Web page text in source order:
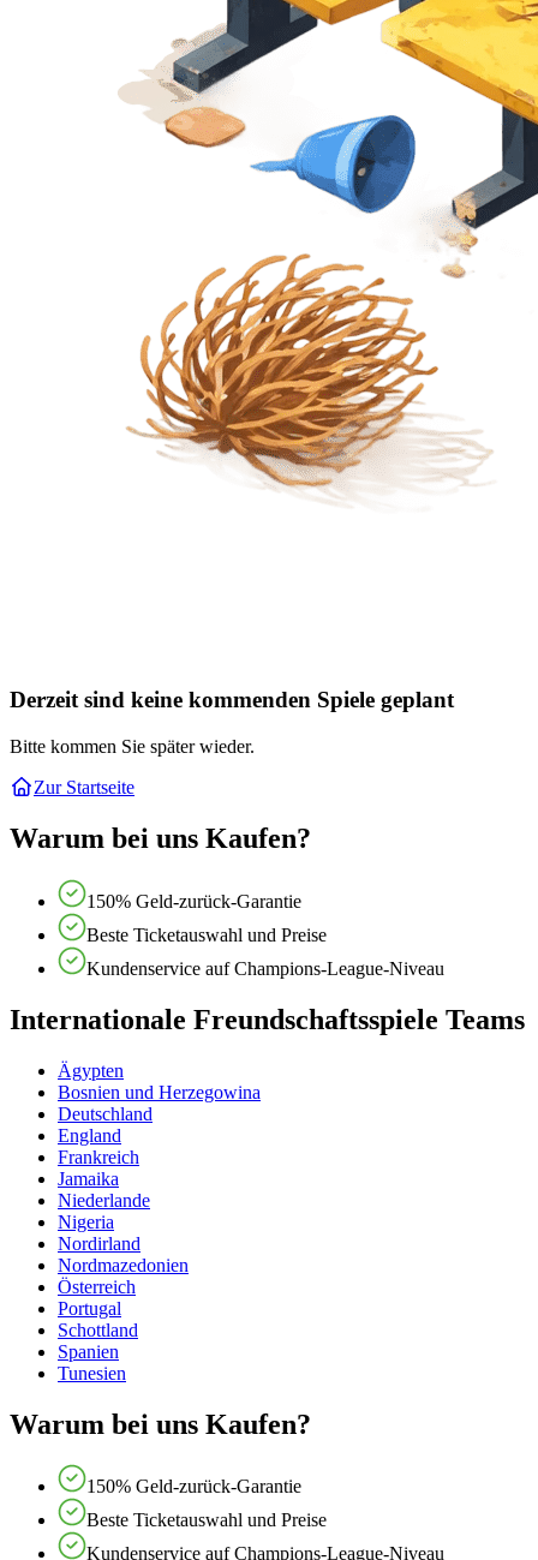
Derzeit sind keine kommenden Spiele geplant
Bitte kommen Sie später wieder.
Zur Startseite
Warum bei uns Kaufen?
150% Geld-zurück-Garantie
Beste Ticketauswahl und Preise
Kundenservice auf Champions-League-Niveau
Internationale Freundschaftsspiele Teams
Ägypten
Bosnien und Herzegowina
Deutschland
England
Frankreich
Jamaika
Niederlande
Nigeria
Nordirland
Nordmazedonien
Österreich
Portugal
Schottland
Spanien
Tunesien
Warum bei uns Kaufen?
150% Geld-zurück-Garantie
Beste Ticketauswahl und Preise
Kundenservice auf Champions-League-Niveau